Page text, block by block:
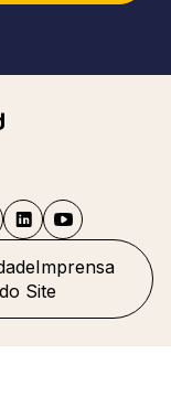
Imprensa
Site